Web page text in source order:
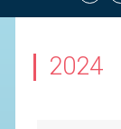
2024